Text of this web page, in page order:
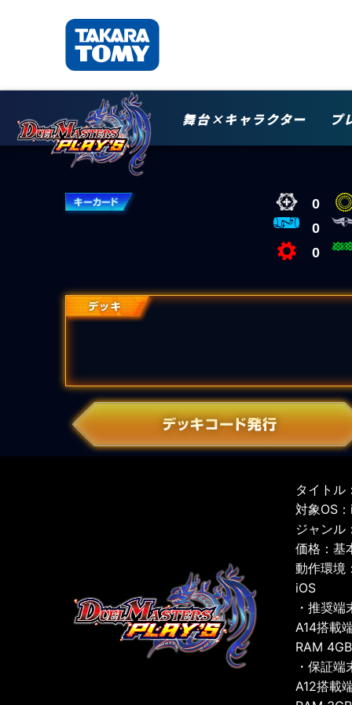
舞台×キャラクター プ
0
0
0
タイトル
対象OS
ジャンル
価格：基
動作環境
iOS
・推奨端
A14搭載
RAM
・保証端
A12搭載